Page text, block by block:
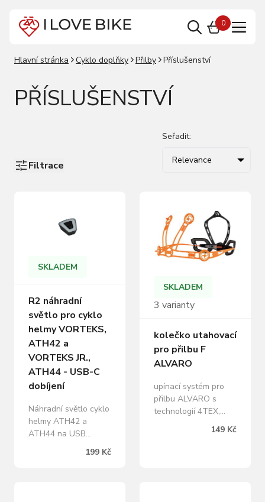
0
Hlavní stránka Cyklo doplňky Přilby Příslušenství
PŘÍSLUŠENSTVÍ
Filtrace
Seřadit:
Relevance
SKLADEM
R2 náhradní
světlo pro cyklo
helmy VORTEKS,
ATH42 a
VORTEKS JR.,
ATH44 - USB-C
dobíjení
Náhradní světlo cyklo
helmy ATH42 a
ATH44 na USB
dobíjení. Světelný
199 Kč
SKLADEM
3 varianty
kolečko utahovací
pro přilbu F
ALVARO
upínací systém pro
přilbu ALVARO s
technologií 4TEX,
velikost XS-S, S-M, L-
XL Tento inovativní
149 Kč